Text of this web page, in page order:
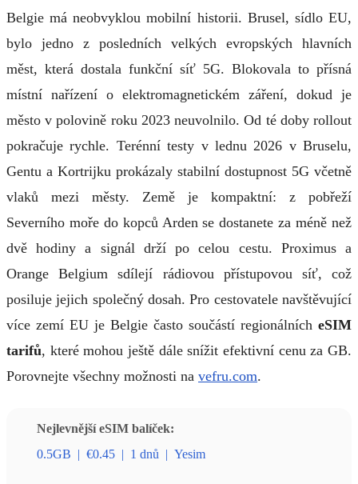
Belgie má neobvyklou mobilní historii. Brusel, sídlo EU,
bylo jedno z posledních velkých evropských hlavních
měst, která dostala funkční síť 5G. Blokovala to přísná
místní nařízení o elektromagnetickém záření, dokud je
město v polovině roku 2023 neuvolnilo. Od té doby rollout
pokračuje rychle. Terénní testy v lednu 2026 v Bruselu,
Gentu a Kortrijku prokázaly stabilní dostupnost 5G včetně
vlaků mezi městy. Země je kompaktní: z pobřeží
Severního moře do kopců Arden se dostanete za méně než
dvě hodiny a signál drží po celou cestu. Proximus a
Orange Belgium sdílejí rádiovou přístupovou síť, což
posiluje jejich společný dosah. Pro cestovatele navštěvující
více zemí EU je Belgie často součástí regionálních eSIM
tarifů, které mohou ještě dále snížit efektivní cenu za GB.
Porovnejte všechny možnosti na vefru.com.
Nejlevnější eSIM balíček:
0.5GB
€0.45 1 dnů Yesim